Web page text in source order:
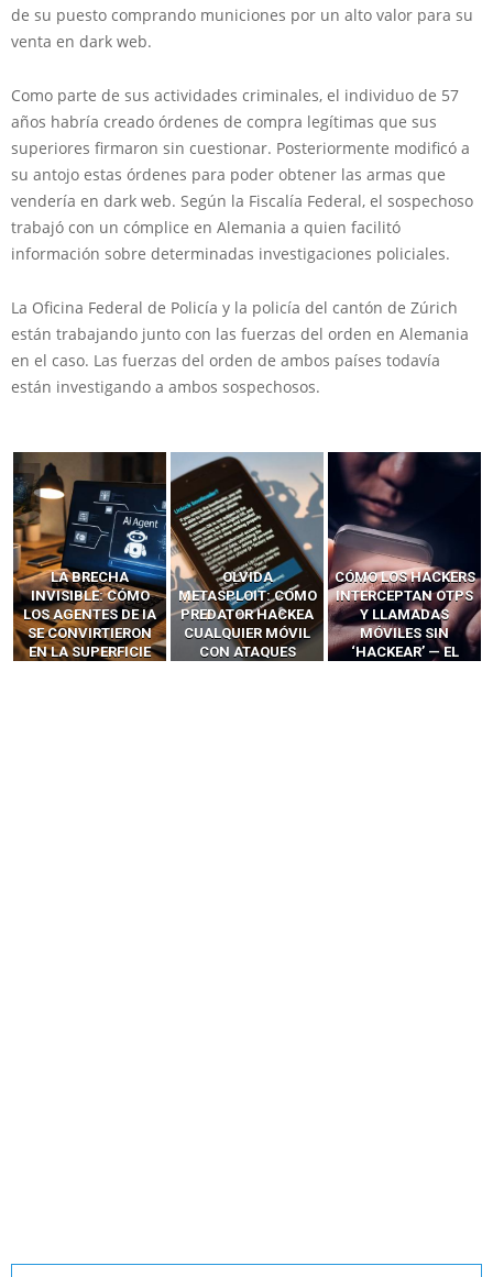
de su puesto comprando municiones por un alto valor para su
venta en dark web.
Como parte de sus actividades criminales, el individuo de 57
años habría creado órdenes de compra legítimas que sus
superiores firmaron sin cuestionar. Posteriormente modificó a
su antojo estas órdenes para poder obtener las armas que
vendería en dark web. Según la Fiscalía Federal, el sospechoso
trabajó con un cómplice en Alemania a quien facilitó
información sobre determinadas investigaciones policiales.
La Oficina Federal de Policía y la policía del cantón de Zúrich
están trabajando junto con las fuerzas del orden en Alemania
en el caso. Las fuerzas del orden de ambos países todavía
están investigando a ambos sospechosos.
LA BRECHA
INVISIBLE: CÓMO
LOS AGENTES DE IA
SE CONVIRTIERON
EN LA SUPERFICIE
OLVIDA
METASPLOIT: CÓMO
PREDATOR HACKEA
CUALQUIER MÓVIL
CON ATAQUES
CÓMO LOS HACKERS
INTERCEPTAN OTPS
Y LLAMADAS
MÓVILES SIN
‘HACKEAR’ — EL